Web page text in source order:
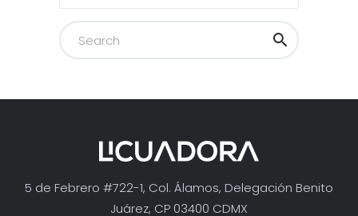
5 de Febrero #722-1, Col. Álamos, Delegación Benito
Juárez, CP 03400 CDMX